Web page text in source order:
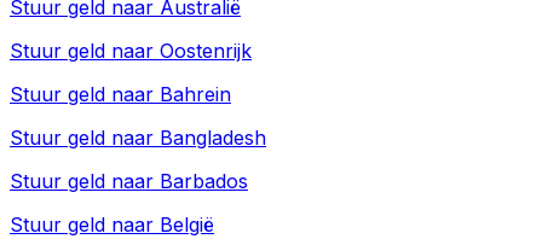
Stuur geld naar Australië
Stuur geld naar Oostenrijk
Stuur geld naar Bahrein
Stuur geld naar Bangladesh
Stuur geld naar Barbados
Stuur geld naar België